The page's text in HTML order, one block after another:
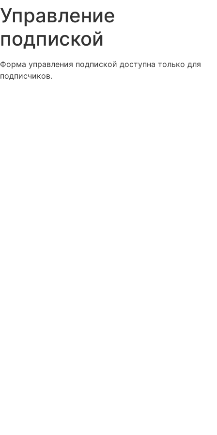
Управление
подпиской
Форма управления подпиской доступна только для
подписчиков.